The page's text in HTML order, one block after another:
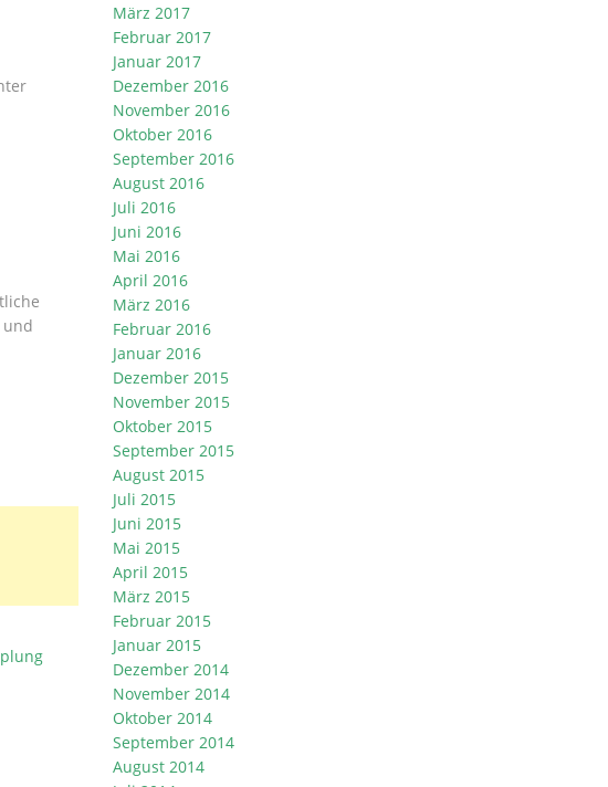
und
März 2017
Februar 2017
Januar 2017
Dezember 2016
November 2016
Oktober 2016
September 2016
August 2016
Juli 2016
Juni 2016
Mai 2016
April 2016
März 2016
Februar 2016
Januar 2016
Dezember 2015
November 2015
Oktober 2015
September 2015
August 2015
Juli 2015
Juni 2015
Mai 2015
April 2015
März 2015
Februar 2015
Januar 2015
Dezember 2014
November 2014
Oktober 2014
September 2014
August 2014